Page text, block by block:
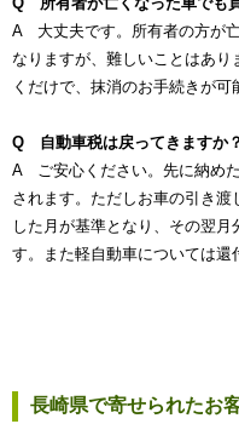
A 大丈夫です。所有者の方が
なりますが、難しいことはあ
くだけで、抹消のお手続きが可
Q 自動車税は戻ってきますか？
A ご安心ください。先に納め
されます。ただしお車の引き
した月が基準となり、その翌
す。また軽自動車については還
長崎県で寄せられたお